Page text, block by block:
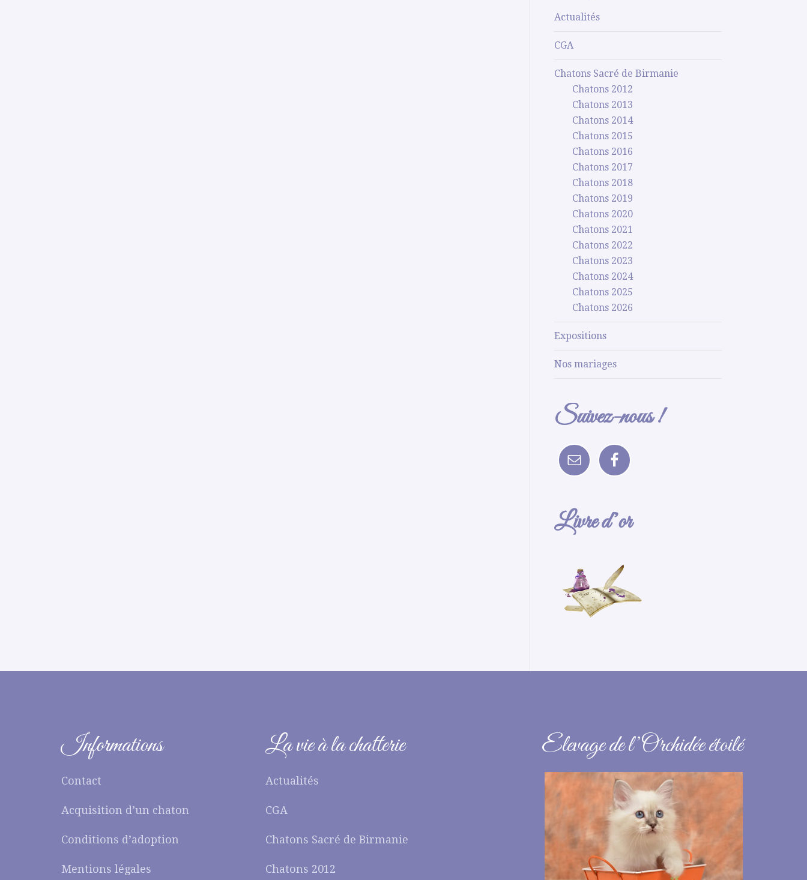
Actualités
CGA
Chatons Sacré de Birmanie
Chatons 2012
Chatons 2013
Chatons 2014
Chatons 2015
Chatons 2016
Chatons 2017
Chatons 2018
Chatons 2019
Chatons 2020
Chatons 2021
Chatons 2022
Chatons 2023
Chatons 2024
Chatons 2025
Chatons 2026
Expositions
Nos mariages
Suivez-nous !
Livre d’or
Informations
Contact
Acquisition d’un chaton
Conditions d’adoption
Mentions légales
La vie à la chatterie
Actualités
CGA
Chatons Sacré de Birmanie
Chatons 2012
Elevage de l’Orchidée étoilé